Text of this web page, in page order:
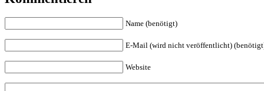
Name (benötigt)
E-Mail (wird nicht veröffentlicht)
Website